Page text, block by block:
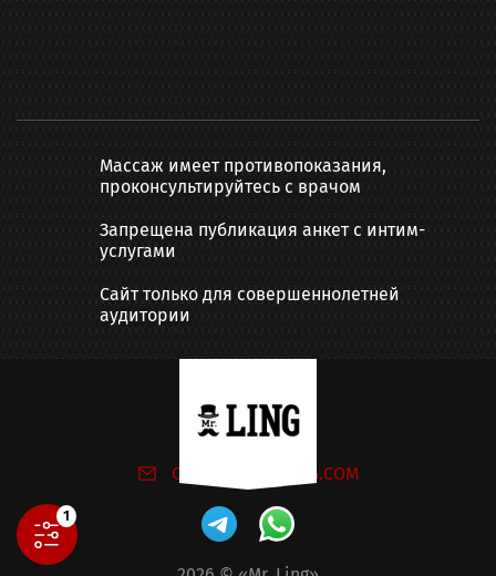
1
Массаж имеет противопоказания,
проконсультируйтесь с врачом
Запрещена публикация анкет с интим-
услугами
Сайт только для совершеннолетней
аудитории
Написать нам:
ONLINE@MR-LING.COM